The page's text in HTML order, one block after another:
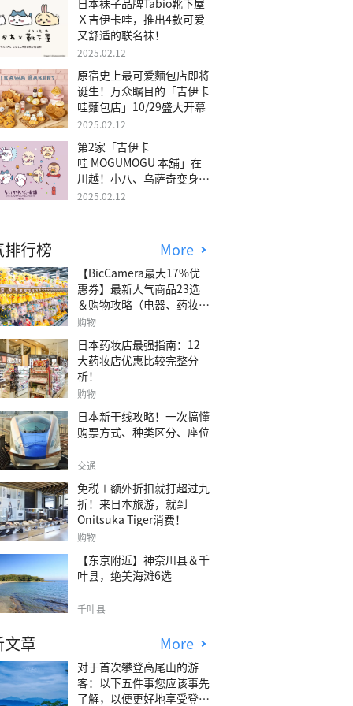
日本袜子品牌Tabio靴下屋
Ｘ吉伊卡哇，推出4款可爱
又舒适的联名袜！
2025.02.12
原宿史上最可爱麵包店即将
诞生！万众瞩目的「吉伊卡
哇麵包店」10/29盛大开幕
2025.02.12
第2家「吉伊卡
哇 MOGUMOGU 本舖」在
川越！小八、乌萨奇变身可
爱地瓜！
2025.02.12
行榜 More
【BicCamera最大17%优
惠券】最新人气商品23选
＆购物攻略（电器、药妆、
玩具等）
购物
日本药妆店最强指南：12
大药妆店优惠比较完整分
析！
购物
日本新干线攻略！一次搞懂
购票方式、种类区分、座位
交通
免税＋额外折扣就打超过九
折！来日本旅游，就到
Onitsuka Tiger消费！
购物
【东京附近】神奈川县＆千
叶县，绝美海滩6选
千叶县
章 More
对于首次攀登高尾山的游
客：以下五件事您应该事先
了解，以便更好地享受登山